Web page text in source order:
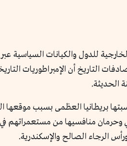
للدول والكيانات السياسية عبر
التاريخ أن الإمبراطوريات
الحديثة.
بريطانيا العظمى بسبب موقعها
منافسيها من مستعمراتهم
الرجاء الصالح والإسكندرية.